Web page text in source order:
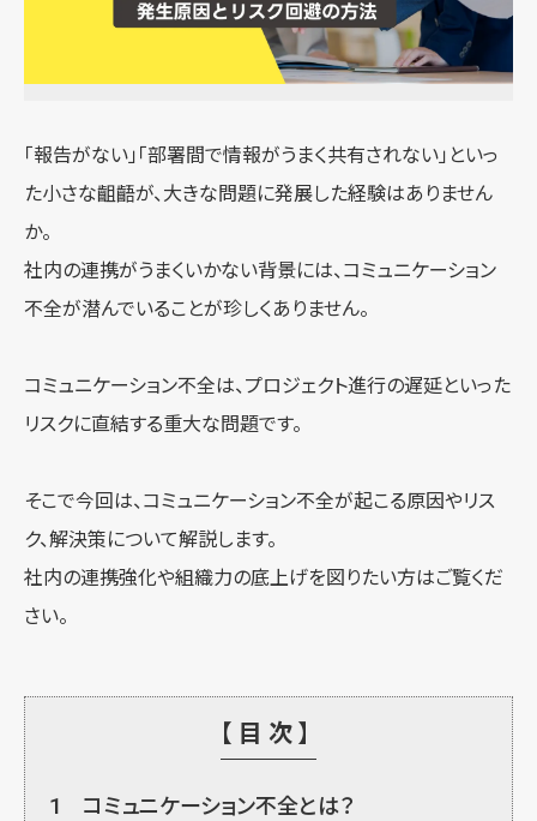
「報告がない」「部署間で情報がうまく共有されない」といっ
た小さな齟齬が、大きな問題に発展した経験はありません
か。
社内の連携がうまくいかない背景には、コミュニケーション
不全が潜んでいることが珍しくありません。
コミュニケーション不全は、プロジェクト進行の遅延といった
リスクに直結する重大な問題です。
そこで今回は、コミュニケーション不全が起こる原因やリス
ク、解決策について解説します。
社内の連携強化や組織力の底上げを図りたい方はご覧くだ
さい。
【目次】
1 コミュニケーション不全とは？